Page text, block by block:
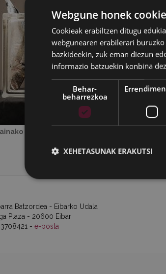
irudia:
Batzordea - Eibarko Udala
Plaza - 20600 Eibar
- e-posta
Webgune honek
Cookieak erabiltzen ditugu
webgunearen erabilerari
bazkideekin, zuk eman diezun
informazio batzuekin konbina
Behar-
beharrezkoa
XEHETASUNAK ERAKUTSI